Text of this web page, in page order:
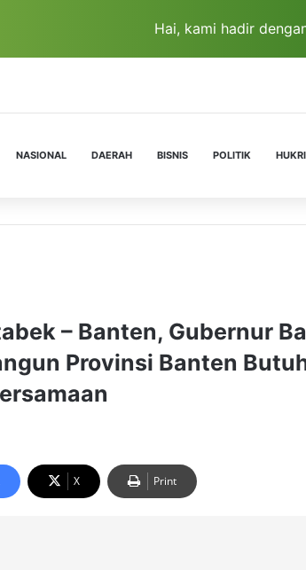
Hai, kami hadir
NASIONAL DAERAH BISNIS POLITIK
– Banten, Gubernur
Provinsi Banten
X Print